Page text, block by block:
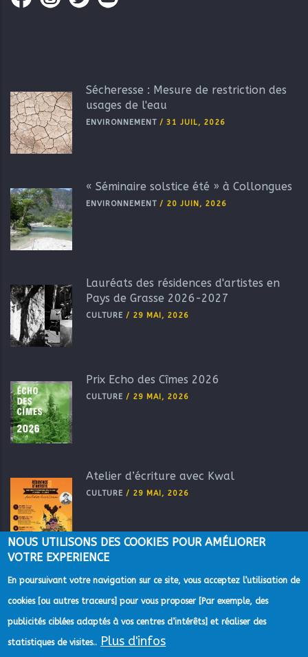
Sécheresse : Mesure de restriction des
usages de l'eau
ENVIRONNEMENT / 31 JUIL, 2026
« Séminaire solstice été » à Collongues
ENVIRONNEMENT / 20 JUIN, 2026
Lauréats des résidences d'artistes en
Pays de Grasse 2026-2027
CULTURE / 29 MAI, 2026
Prix Echo des Cîmes 2026
CULTURE / 29 MAI, 2026
Atelier d’écriture avec Kwal
CULTURE / 29 MAI, 2026
©2022 Direction de la Communication de la Communauté
NOUS UTILISONS DES COOKIES POUR AMÉLIORER
VOTRE EXPERIENCE
En poursuivant votre navigation sur ce site, vous acceptez l’utilisation de
cookies [ou autres traceurs] pour vous proposer [Par exemple, des
publicités ciblées adaptés à vos centres d’intérêts] et réaliser des
statistiques de visites.. Plus d'infos